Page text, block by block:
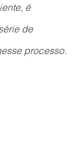
é
de
processo.